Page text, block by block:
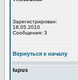
Зарегистрирован:
18.05.2010
Сообщения: 3
Вернуться к началу
lupus